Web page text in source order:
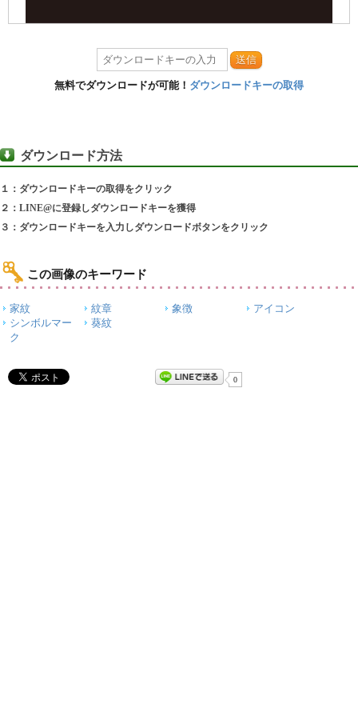
送信
無料でダウンロードが可能！ ダウンロードキーの取得
ダウンロード方法
１：ダウンロードキーの取得をクリック
２：LINE@に登録しダウンロードキーを獲得
３：ダウンロードキーを入力しダウンロードボタンをクリック
この画像のキーワード
家紋 紋章 象徴
アイコン
シンボルマー
ク
葵紋
0